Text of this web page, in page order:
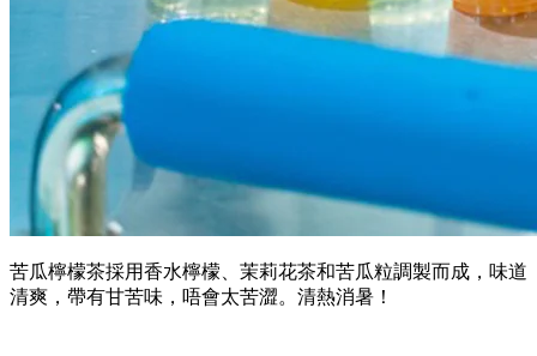
苦瓜檸檬茶採用香水檸檬、茉莉花茶和苦瓜粒調製而成，味道
清爽，帶有甘苦味，唔會太苦澀。清熱消暑！